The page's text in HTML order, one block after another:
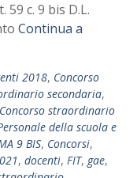
c. 9 bis D.L.
Continua a
2018, Concorso
secondaria,
Concorso straordinario
della scuola e
9 BIS, Concorsi,
, docenti, FIT, gae,